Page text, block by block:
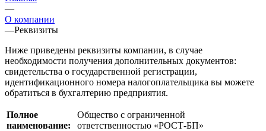
—
О компании
—Реквизиты
Ниже приведены реквизиты компании, в случае
необходимости получения дополнительных документов:
свидетельства о государственной регистрации,
идентификационного номера налогоплательщика вы можете
обратиться в бухгалтерию предприятия.
Полное
наименование:
Общество с ограниченной
ответственностью «РОСТ-БП»